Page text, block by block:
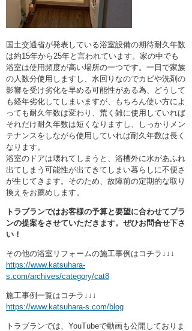
国土交通省が発表している浴室設備の期待耐久年数
は約15年から25年と言われています。家の中でも
浴室は使用頻度が高い場所の一つです。一日で家族
の人数分使用しますし、水回りなのでカビや洗剤の
影響を受け劣化を早める可能性がある為、どうして
も経年劣化してしまいますが、もちろん使い方によ
っても耐久年数は変わり、荒く雑に使用していれば
それだけ耐久年数は短くなりますし、しっかりメン
テナンスをしながら使用していれば耐久年数は長く
なります。
浴室のドアは壊れてしまうと、浴槽外に水があふれ
出てしまう可能性が出てきてしまい暮らしに不便さ
が生じてきます。そのため、故障前の定期的な取り
換えをお薦めします。
トラブランではお客様の予算と要望に合わせてプラ
ンの提案をさせていただきます。 ぜひお問合せ下さ
い！
その他の浴室リフォームの施工事例はコチラ↓↓↓
https://www.katsuhara-
s.com/archives/category/cat8
施工事例一覧はコチラ↓↓↓
https://www.katsuhara-s.com/blog
トラブランでは、YouTubeで動画も公開しておりま